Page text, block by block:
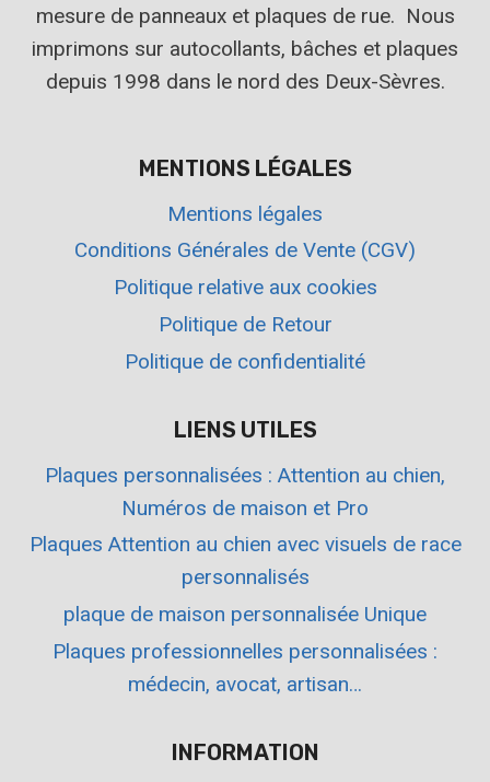
mesure de panneaux et plaques de rue. Nous
imprimons sur autocollants, bâches et plaques
depuis 1998 dans le nord des Deux-Sèvres.
MENTIONS LÉGALES
Mentions légales
Conditions Générales de Vente (CGV)
Politique relative aux cookies
Politique de Retour
Politique de confidentialité
LIENS UTILES
Plaques personnalisées : Attention au chien,
Numéros de maison et Pro
Plaques Attention au chien avec visuels de race
personnalisés
plaque de maison personnalisée Unique
Plaques professionnelles personnalisées :
médecin, avocat, artisan…
INFORMATION